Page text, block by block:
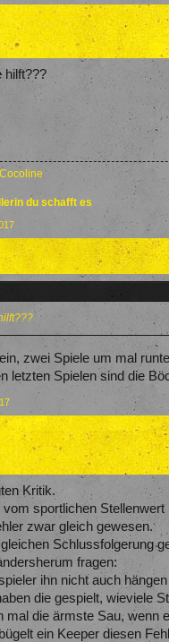
hilft???
du schafft es
zwei Spiele um mal
letzten Spielen sind die
Kritik.
vom sportlichen
zwar gleich gewesen.
Schlussfolgerung
fragen:
ihn nicht auch
die gespielt, wieviele
mal die ärmste Sau, wenn
ein Keeper diesen